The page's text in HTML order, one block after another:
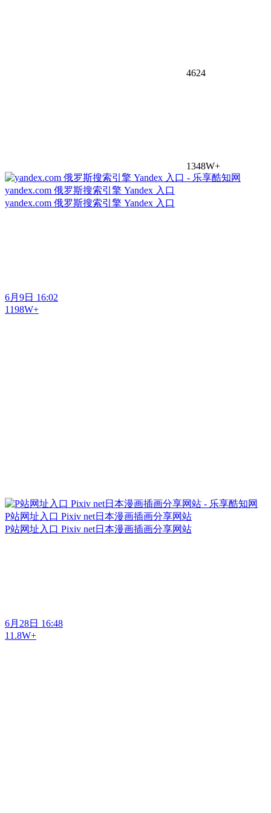
4624
1348W+
yandex.com 俄罗斯搜索引擎 Yandex 入口
yandex.com 俄罗斯搜索引擎 Yandex 入口
6月9日 16:02
1198W+
P站网址入口 Pixiv net日本漫画插画分享网站
P站网址入口 Pixiv net日本漫画插画分享网站
6月28日 16:48
11.8W+